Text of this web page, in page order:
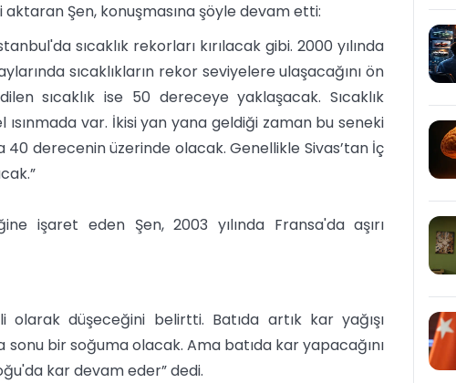
Şen, konuşmasına şöyle devam etti:
sıcaklık rekorları kırılacak gibi. 2000 yılında
sıcaklıkların rekor seviyelere ulaşacağını ön
sıcaklık ise 50 dereceye yaklaşacak. Sıcaklık
ısınmada var. İkisi yan yana geldiği zaman bu seneki
derecenin üzerinde olacak. Genellikle Sivas’tan İç
işaret eden Şen, 2003 yılında Fransa'da aşırı
olarak düşeceğini belirtti. Batıda artık kar yağışı
bir soğuma olacak. Ama batıda kar yapacağını
kar devam eder” dedi.